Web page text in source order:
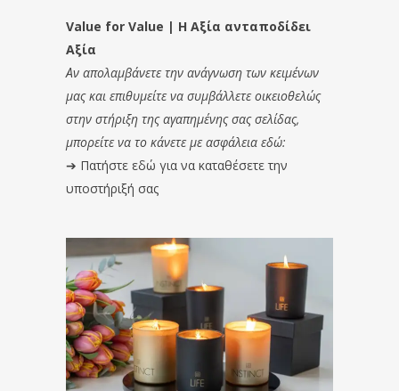
Value for Value | Η Αξία ανταποδίδει
Αξία
Αν απολαμβάνετε την ανάγνωση των κειμένων
μας και επιθυμείτε να συμβάλλετε οικειοθελώς
στην στήριξη της αγαπημένης σας σελίδας,
μπορείτε να το κάνετε με ασφάλεια εδώ:
➔ Πατήστε εδώ για να καταθέσετε την
υποστήριξή σας